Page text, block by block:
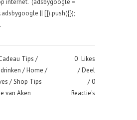
internet. (adsbygoogle =
|| []).push({});
Tips /
/Home /
/Shop Tips
van Aken
0 Likes
Deel
0
Reactie's